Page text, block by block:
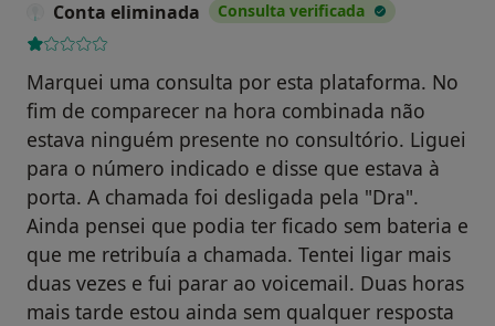
Conta eliminada Consulta verificada
Marquei uma consulta por esta plataforma. No
fim de comparecer na hora combinada não
estava ninguém presente no consultório. Liguei
para o número indicado e disse que estava à
porta. A chamada foi desligada pela "Dra".
Ainda pensei que podia ter ficado sem bateria e
que me retribuía a chamada. Tentei ligar mais
duas vezes e fui parar ao voicemail. Duas horas
mais tarde estou ainda sem qualquer resposta